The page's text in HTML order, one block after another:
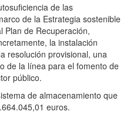
de las
de la Estrategia sostenible
Plan de Recuperación,
la instalación
resolución provisional, una
de la línea para el fomento de
público.
de almacenamiento que
euros.